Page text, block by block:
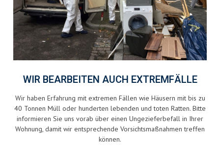
WIR BEARBEITEN AUCH EXTREMFÄLLE
Wir haben Erfahrung mit extremen Fällen wie Häusern mit bis zu
40 Tonnen Müll oder hunderten lebenden und toten Ratten. Bitte
informieren Sie uns vorab über einen Ungezieferbefall in Ihrer
Wohnung, damit wir entsprechende Vorsichtsmaßnahmen treffen
können.